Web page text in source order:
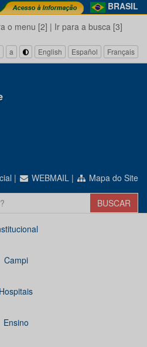
BRASIL
o menu [2] | Ir para a busca [3]
a English Español Français
| WEBMAIL | Mapa do Site
Campi
Hospitais
Ensino